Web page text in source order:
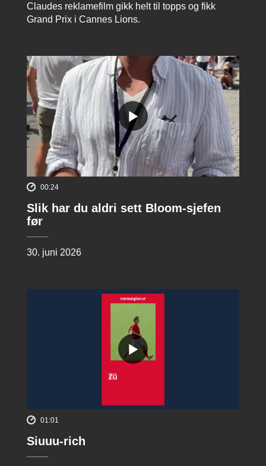
Claudes reklamefilm gikk helt til topps og fikk
Grand Prix i Cannes Lions.
00:24
Slik har du aldri sett Bloom-sjefen
før
30. juni 2026
01:01
Siuuu-rich